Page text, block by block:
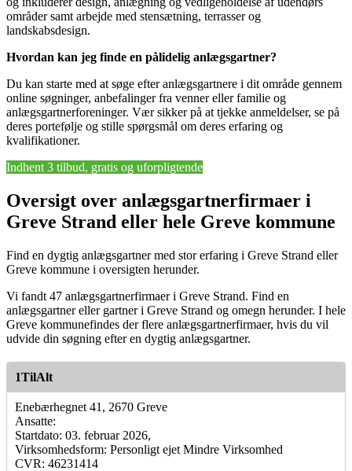
områder samt arbejde med stensætning, terrasser og
landskabsdesign.
Hvordan kan jeg finde en pålidelig anlægsgartner?
Du kan starte med at søge efter anlægsgartnere i dit område gennem
online søgninger, anbefalinger fra venner eller familie og
anlægsgartnerforeninger. Vær sikker på at tjekke anmeldelser, se på
deres portefølje og stille spørgsmål om deres erfaring og
kvalifikationer.
Indhent 3 tilbud, gratis og uforpligtende
Oversigt over anlægsgartnerfirmaer i
Greve Strand eller hele Greve kommune
Find en dygtig anlægsgartner med stor erfaring i Greve Strand eller
Greve kommune i oversigten herunder.
Vi fandt 47 anlægsgartnerfirmaer i Greve Strand. Find en
anlægsgartner eller gartner i Greve Strand og omegn herunder. I hele
Greve kommunefindes der flere anlægsgartnerfirmaer, hvis du vil
udvide din søgning efter en dygtig anlægsgartner.
1TilAlt
Enebærhegnet 41, 2670 Greve
Ansatte:
Startdato: 03. februar 2026,
Virksomhedsform: Personligt ejet Mindre Virksomhed
CVR: 46231414